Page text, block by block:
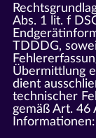
Abs. 1 lit. f
TDDDG,
Übermittlung
dient
technischer
gemäß Art. 46
Informationen: